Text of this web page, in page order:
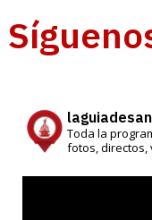
Toda la
fotos, directos,